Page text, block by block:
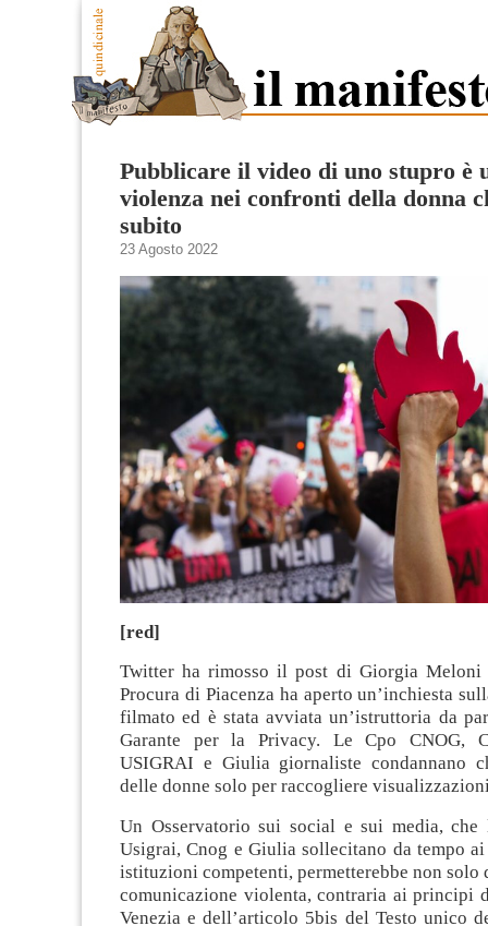
Pubblicare il video di uno stupro è
violenza nei confronti della donna
subito
23 Agosto 2022
[red]
Twitter ha rimosso il post di Giorgia Meloni
Procura di Piacenza ha aperto un’inchiesta
filmato ed è stata avviata un’istruttoria da
Garante per la Privacy. Le Cpo CNOG,
USIGRAI e Giulia giornaliste condannano
delle donne solo per raccogliere
Un Osservatorio sui social e sui media,
Usigrai, Cnog e Giulia sollecitano da tempo
istituzioni competenti, permetterebbe non solo
comunicazione violenta, contraria ai principi
Venezia e dell’articolo 5bis del Testo unico